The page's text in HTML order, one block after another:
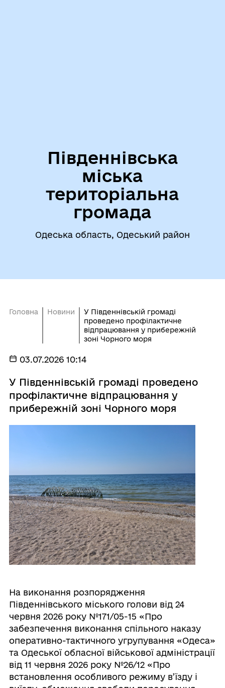
Південнівська
міська
територіальна
громада
Одеська область, Одеський район
Головна Новини
У Південнівській громаді
проведено профілактичне
відпрацювання у прибережній
зоні Чорного моря
03.07.2026 10:14
У Південнівській громаді проведено
профілактичне відпрацювання у
прибережній зоні Чорного моря
На виконання розпорядження
Південнівського міського голови від 24
червня 2026 року №171/05-15 «Про
забезпечення виконання спільного наказу
оперативно-тактичного угрупування «Одеса»
та Одеської обласної військової адміністрації
від 11 червня 2026 року №26/12 «Про
встановлення особливого режиму в’їзду і